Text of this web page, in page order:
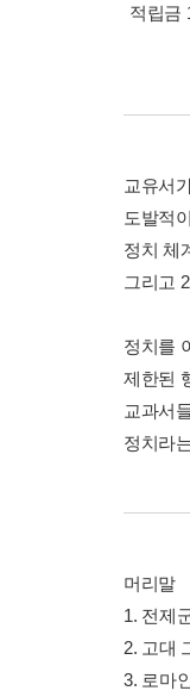
적립금
교유서
도발적
정치 체
그리고
정치를
제한된
교과서
정치라
머리말
1. 전제
2. 고대
3. 로마